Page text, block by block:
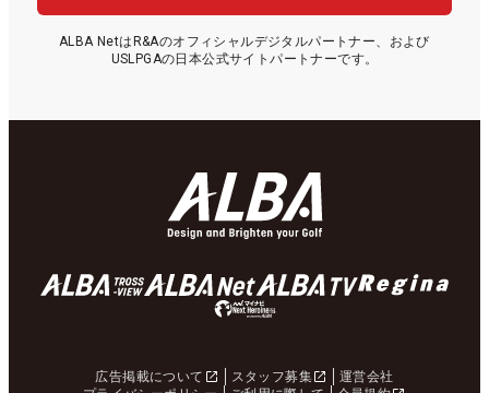
ALBA NetはR&Aのオフィシャルデジタルパートナー、および
USLPGAの日本公式サイトパートナーです。
広告掲載について スタッフ募集
運営会社